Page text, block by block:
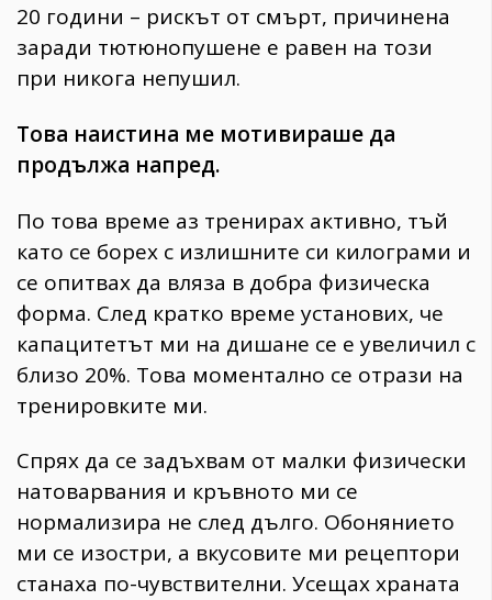
20 години – рискът от смърт, причинена
заради тютюнопушене е равен на този
при никога непушил.
Това наистина ме мотивираше да
продължа напред.
По това време аз тренирах активно, тъй
като се борех с излишните си килограми и
се опитвах да вляза в добра физическа
форма. След кратко време установих, че
капацитетът ми на дишане се е увеличил с
близо 20%. Това моментално се отрази на
тренировките ми.
Спрях да се задъхвам от малки физически
натоварвания и кръвното ми се
нормализира не след дълго. Обонянието
ми се изостри, а вкусовите ми рецептори
станаха по-чувствителни. Усещах храната